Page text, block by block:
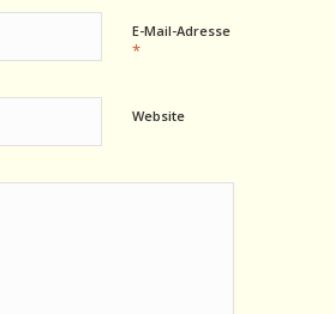
E-Mail-Adresse
*
Website